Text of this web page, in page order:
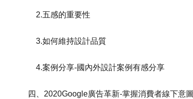
2.五感的重要性
3.如何維持設計品質
4.案例分享-國內外設計案例有感分享
四、2020Google廣告革新-掌握消費者線下意圖